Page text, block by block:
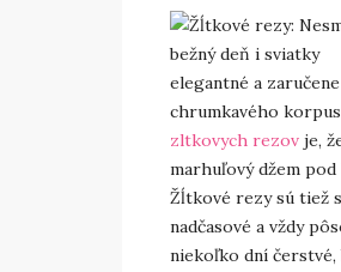
elegantné a
chrumkavého
zltkovych rezov je,
marhuľový džem
Žĺtkové rezy sú tiež
nadčasové a vždy
niekoľko dní